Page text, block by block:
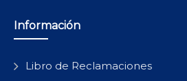
Información
Libro de Reclamaciones